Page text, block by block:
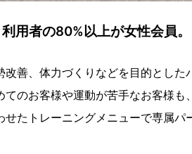
用者の80%以上が女性会員。
善、体力づくりなどを目的とした
のお客様や運動が苦手なお客様も
たトレーニングメニューで専属パ